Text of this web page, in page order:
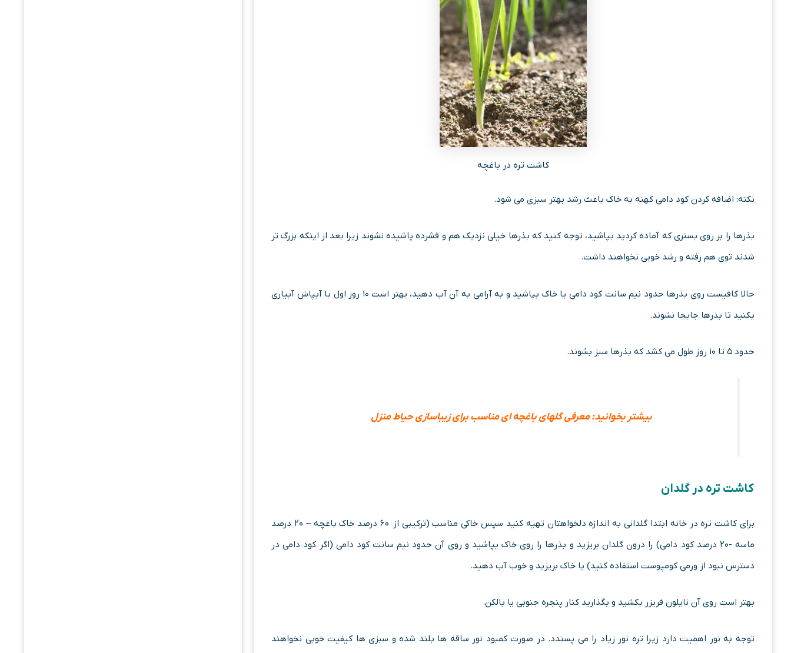
کاشت تره در باغچه
نکته: اضافه کردن کود دامی کهنه به خاک باعث رشد بهتر سبزی می شود.
بذرها را بر روی بستری که آماده کردید بپاشید، توجه کنید که بذرها خیلی نزدیک هم و فشرده پاشیده نشوند زیرا بعد از اینکه بزرگ تر
شدند توی هم رفته و رشد خوبی نخواهند داشت.
حالا کافیست روی بذرها حدود نیم سانت کود دامی یا خاک بپاشید و به آرامی به آن آب دهید، بهتر است ۱۰ روز اول با آبپاش آبیاری
بکنید تا بذرها جابجا نشوند.
حدود ۵ تا ۱۰ روز طول می کشد که بذرها سبز بشوند.
بیشتر بخوانید: معرفی گلهای باغچه ای مناسب برای زیباسازی حیاط منزل
کاشت تره در گلدان
برای کاشت تره در خانه ابتدا گلدانی به اندازه دلخواهتان تهیه کنید سپس خاکی مناسب (ترکیبی از ۶۰ درصد خاک باغچه – ۲۰ درصد
ماسه -۲۰ درصد کود دامی) را درون گلدان بریزید و بذرها را روی خاک بپاشید و روی آن حدود نیم سانت کود دامی (اگر کود دامی در
دسترس نبود از ورمی کومپوست استفاده کنید) یا خاک بریزید و خوب آب دهید.
بهتر است روی آن نایلون فریزر بکشید و بگذارید کنار پنجره جنوبی یا بالکن.
توجه به نور اهمیت دارد زیرا تره نور زیاد را می پسندد. در صورت کمبود نور ساقه ها بلند شده و سبزی ها کیفیت خوبی نخواهند